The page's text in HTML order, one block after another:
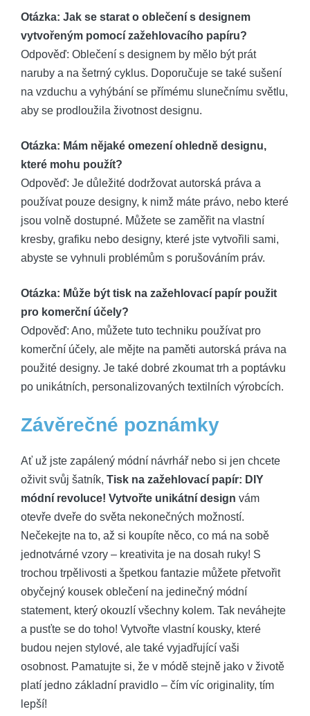
Otázka: Jak se starat o oblečení s designem
vytvořeným pomocí zažehlovacího papíru?
Odpověď: Oblečení s designem by mělo být prát
naruby a na šetrný cyklus. Doporučuje se také sušení
na vzduchu a vyhýbání se přímému slunečnímu světlu,
aby se prodloužila životnost designu.
Otázka: Mám nějaké omezení ohledně designu,
které mohu použít?
Odpověď: Je důležité dodržovat autorská práva a
používat pouze designy, k nimž máte právo, nebo které
jsou volně dostupné. Můžete se zaměřit na vlastní
kresby, grafiku nebo designy, které jste vytvořili sami,
abyste se vyhnuli problémům s porušováním práv.
Otázka: Může být tisk na zažehlovací papír použit
pro komerční účely?
Odpověď: Ano, můžete tuto techniku používat pro
komerční účely, ale mějte na paměti autorská práva na
použité designy. Je také dobré zkoumat trh a poptávku
po unikátních, personalizovaných textilních výrobcích.
Závěrečné poznámky
Ať už jste zapálený módní návrhář nebo si jen chcete
oživit svůj šatník, Tisk na zažehlovací papír: DIY
módní revoluce! Vytvořte unikátní design vám
otevře dveře do světa nekonečných možností.
Nečekejte na to, až si koupíte něco, co má na sobě
jednotvárné vzory – kreativita je na dosah ruky! S
trochou trpělivosti a špetkou fantazie můžete přetvořit
obyčejný kousek oblečení na jedinečný módní
statement, který okouzlí všechny kolem. Tak neváhejte
a pusťte se do toho! Vytvořte vlastní kousky, které
budou nejen stylové, ale také vyjadřující vaši
osobnost. Pamatujte si, že v módě stejně jako v životě
platí jedno základní pravidlo – čím víc originality, tím
lepší!